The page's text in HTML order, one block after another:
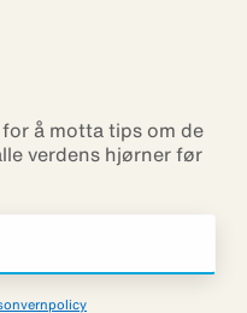
å motta tips om de
verdens hjørner før